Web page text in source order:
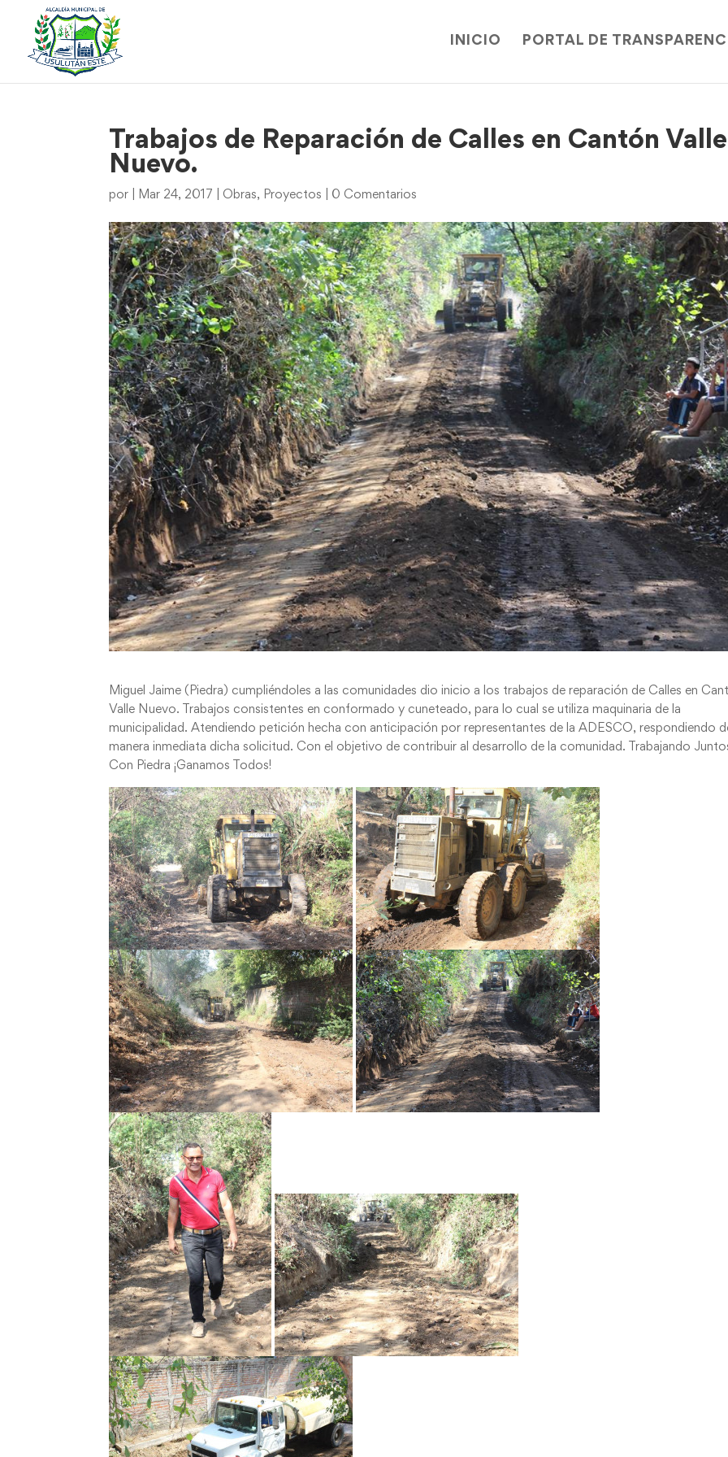
INICIO PORTAL DE
Trabajos de Reparación de Calles en Cantón Valle
Nuevo.
por Mar 24, 2017 Obras, Proyectos 0 Comentarios
Miguel Jaime (Piedra) cumpliéndoles a las comunidades dio inicio a los trabajos de reparación de Calles en
Valle Nuevo. Trabajos consistentes en conformado y cuneteado, para lo cual se utiliza maquinaria de la
municipalidad. Atendiendo petición hecha con anticipación por representantes de la ADESCO, respondiendo
manera inmediata dicha solicitud. Con el objetivo de contribuir al desarrollo de la comunidad. Trabajando
Con Piedra ¡Ganamos Todos!